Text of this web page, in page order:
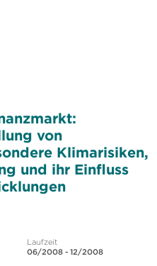
von
Klimarisiken,
und ihr Einfluss
Laufzeit
06/2008 - 12/2008